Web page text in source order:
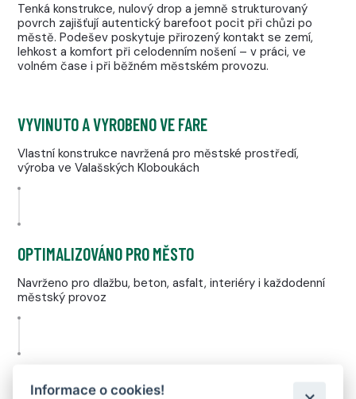
Tenká konstrukce, nulový drop a jemně strukturovaný
povrch zajišťují autentický barefoot pocit při chůzi po
městě. Podešev poskytuje přirozený kontakt se zemí,
lehkost a komfort při celodenním nošení – v práci, ve
volném čase i při běžném městském provozu.
VYVINUTO A VYROBENO VE FARE
Vlastní konstrukce navržená pro městské prostředí,
výroba ve Valašských Kloboukách
OPTIMALIZOVÁNO PRO MĚSTO
Navrženo pro dlažbu, beton, asfalt, interiéry i každodenní
městský provoz
SKUTEČNÝ BAREFOOT POCIT
Informace o cookies!